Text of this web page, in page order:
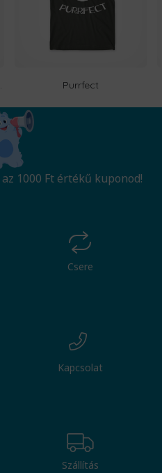
embereket Purrfect
1000 Ft értékű kuponod!
Csere
Kapcsolat
Szállítás